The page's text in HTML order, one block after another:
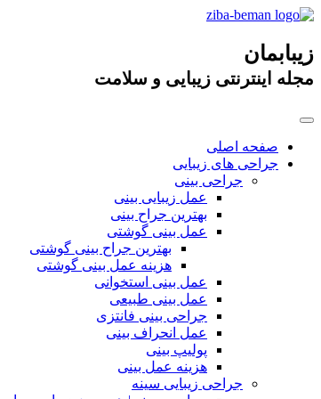
زیبابمان
مجله اینترنتی زیبایی و سلامت
صفحه اصلی
جراحی های زیبایی
جراحی بینی
عمل زیبایی بینی
بهترین جراح بینی
عمل بینی گوشتی
بهترین جراح بینی گوشتی
هزینه عمل بینی گوشتی
عمل بینی استخوانی
عمل بینی طبیعی
جراحی بینی فانتزی
عمل انحراف بینی
پولیپ بینی
هزینه عمل بینی
جراحی زیبایی سینه